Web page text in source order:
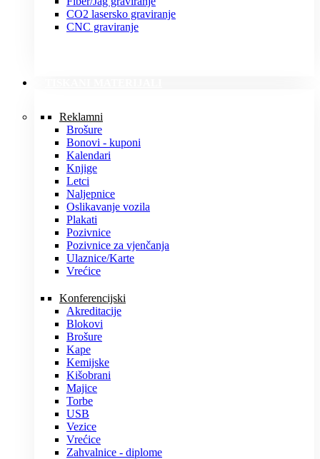
CO2 lasersko graviranje
CNC graviranje
Reklamni
Brošure
Bonovi - kuponi
Kalendari
Knjige
Letci
Naljepnice
Oslikavanje vozila
Plakati
Pozivnice
Pozivnice za vjenčanja
Ulaznice/Karte
Vrećice
Konferencijski
Akreditacije
Blokovi
Brošure
Kape
Kemijske
Kišobrani
Majice
Torbe
USB
Vezice
Vrećice
Zahvalnice - diplome